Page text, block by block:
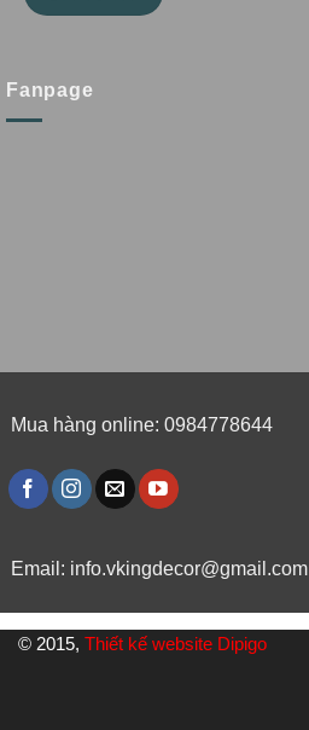
Fanpage
Mua hàng online: 0984778644
Email: info.vkingdecor@gmail.com
© 2015, Thiết kế website Dipigo